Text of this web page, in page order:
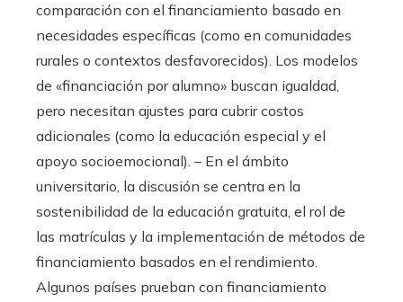
comparación con el financiamiento basado en
necesidades específicas (como en comunidades
rurales o contextos desfavorecidos). Los modelos
de «financiación por alumno» buscan igualdad,
pero necesitan ajustes para cubrir costos
adicionales (como la educación especial y el
apoyo socioemocional). – En el ámbito
universitario, la discusión se centra en la
sostenibilidad de la educación gratuita, el rol de
las matrículas y la implementación de métodos de
financiamiento basados en el rendimiento.
Algunos países prueban con financiamiento